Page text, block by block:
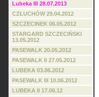
Lubeka III 28.07.2013
CZŁUCHÓW 29.04.2012
SZCZECINEK 06.05.2012
STARGARD SZCZECIŃSKI
13.05.2012
PASEWALK 20.05.2012
PASEWALK II 27.05.2012
LUBEKA 03.06.2012
PASEWALK III 10.06.2012
LUBEKA II 17.06.12